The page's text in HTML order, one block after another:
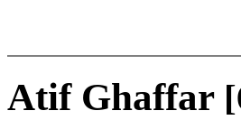
Atif Ghaffar